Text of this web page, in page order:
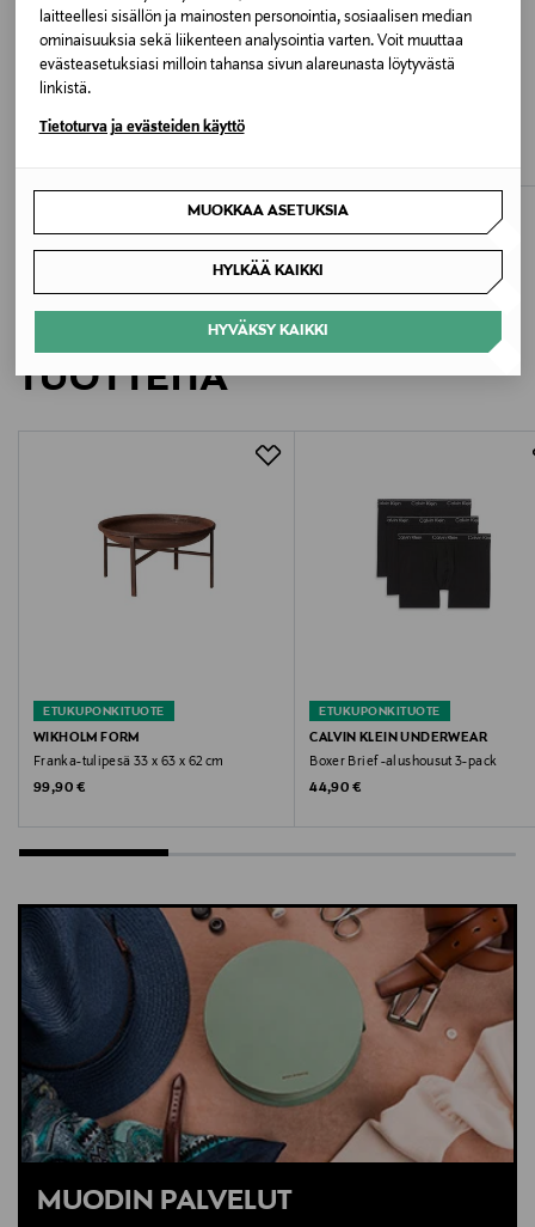
laitteellesi sisällön ja mainosten personointia, sosiaalisen median
ominaisuuksia sekä liikenteen analysointia varten. Voit muuttaa
evästeasetuksiasi milloin tahansa sivun alareunasta löytyvästä
linkistä.
Tietoturva ja evästeiden käyttö
MUOKKAA ASETUKSIA
HYLKÄÄ KAIKKI
HYVÄKSY KAIKKI
Valmistusmaa
Turkki
Lindex Group Oyj/Lindex Division
sukat, lasten sukat, Minecraft, sukkapakkaus, Lindex,
puuvillasukat, kuviolliset sukat
ETUKUPONKITUOTE
Sukat 2-pack
LISÄÄ KIINNOSTAVIA
TUOTTEITA
ETUKUPONKITUOTE
WIKHOLM FORM
Franka-tulipesä 33 x 63 x 62 cm
Original Price
99,90 €
ETUKUPONKITUOTE
CALVIN KLEIN UNDERWEAR
Boxer Brief -alushousut 3-pack
Original Price
44,90 €
MUODIN PALVELUT